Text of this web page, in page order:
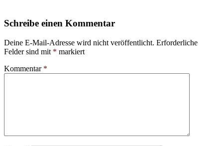
Schreibe einen Kommentar
Deine E-Mail-Adresse wird nicht veröffentlicht. Erforderliche
Felder sind mit * markiert
Kommentar *